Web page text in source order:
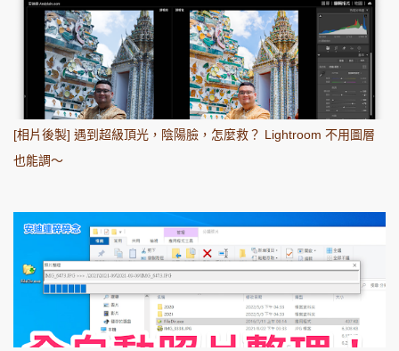
[相片後製] 遇到超級頂光，陰陽臉，怎麼救？ Lightroom 不用圖層
也能調～